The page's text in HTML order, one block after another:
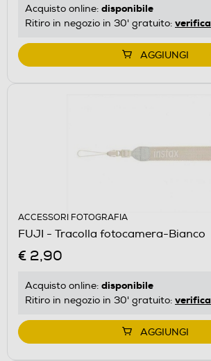
Acquisto online: disponibile
Ritiro in negozio in 30' gratuito: verifica
AGGIUNGI
ACCESSORI FOTOGRAFIA
FUJI - Tracolla fotocamera-Bianco
€ 2,90
Acquisto online: disponibile
Ritiro in negozio in 30' gratuito: verifica
AGGIUNGI